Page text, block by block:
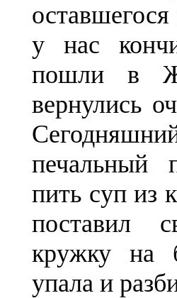
у нас
пошли в
вернулись
печальный
пить суп из
поставил
кружку на
упала и